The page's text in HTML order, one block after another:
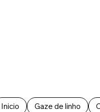
Inicio Gaze de linho